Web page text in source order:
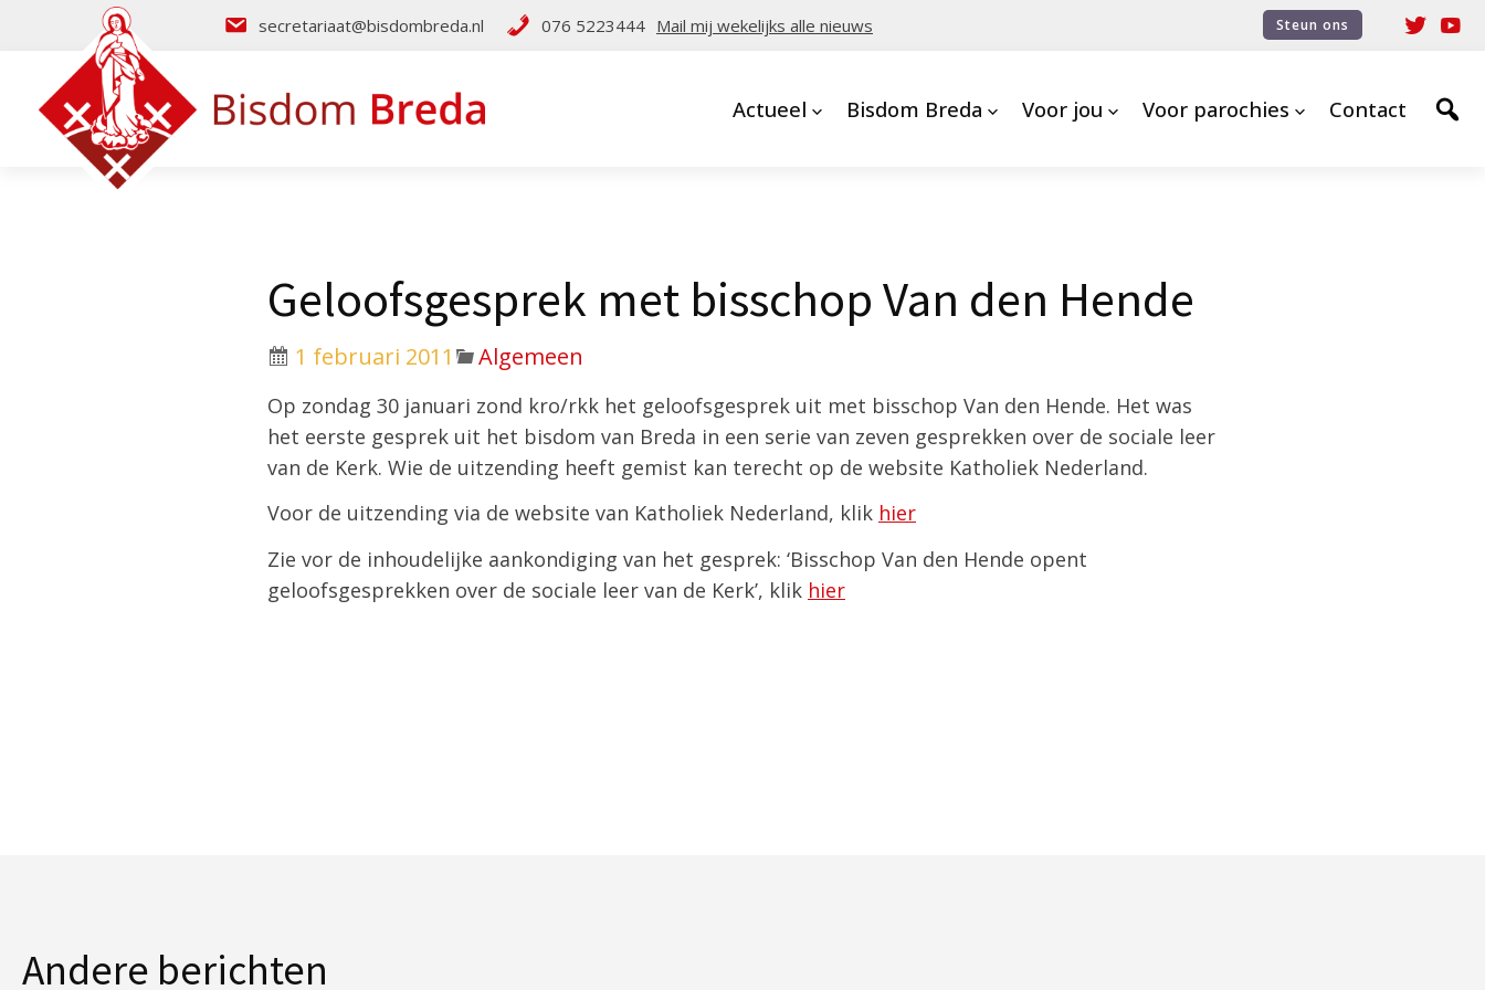
secretariaat@bisdombreda.nl 076 5223444 Mail mij wekelijks alle nieuws Steun ons
Actueel Bisdom Breda Voor jou Voor parochies Contact
Geloofsgesprek met bisschop Van den Hende
1 februari 2011 Algemeen
Op zondag 30 januari zond kro/rkk het geloofsgesprek uit met bisschop Van den Hende. Het was
het eerste gesprek uit het bisdom van Breda in een serie van zeven gesprekken over de sociale leer
van de Kerk. Wie de uitzending heeft gemist kan terecht op de website Katholiek Nederland.
Voor de uitzending via de website van Katholiek Nederland, klik hier
Zie vor de inhoudelijke aankondiging van het gesprek: ‘Bisschop Van den Hende opent
geloofsgesprekken over de sociale leer van de Kerk’, klik hier
Andere berichten